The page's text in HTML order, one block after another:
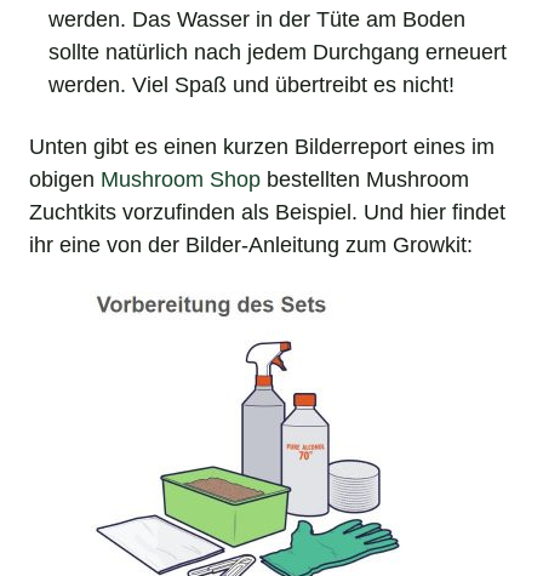
werden. Das Wasser in der Tüte am Boden
sollte natürlich nach jedem Durchgang erneuert
werden. Viel Spaß und übertreibt es nicht!
Unten gibt es einen kurzen Bilderreport eines im
obigen Mushroom Shop bestellten Mushroom
Zuchtkits vorzufinden als Beispiel. Und hier findet
ihr eine von der Bilder-Anleitung zum Growkit: